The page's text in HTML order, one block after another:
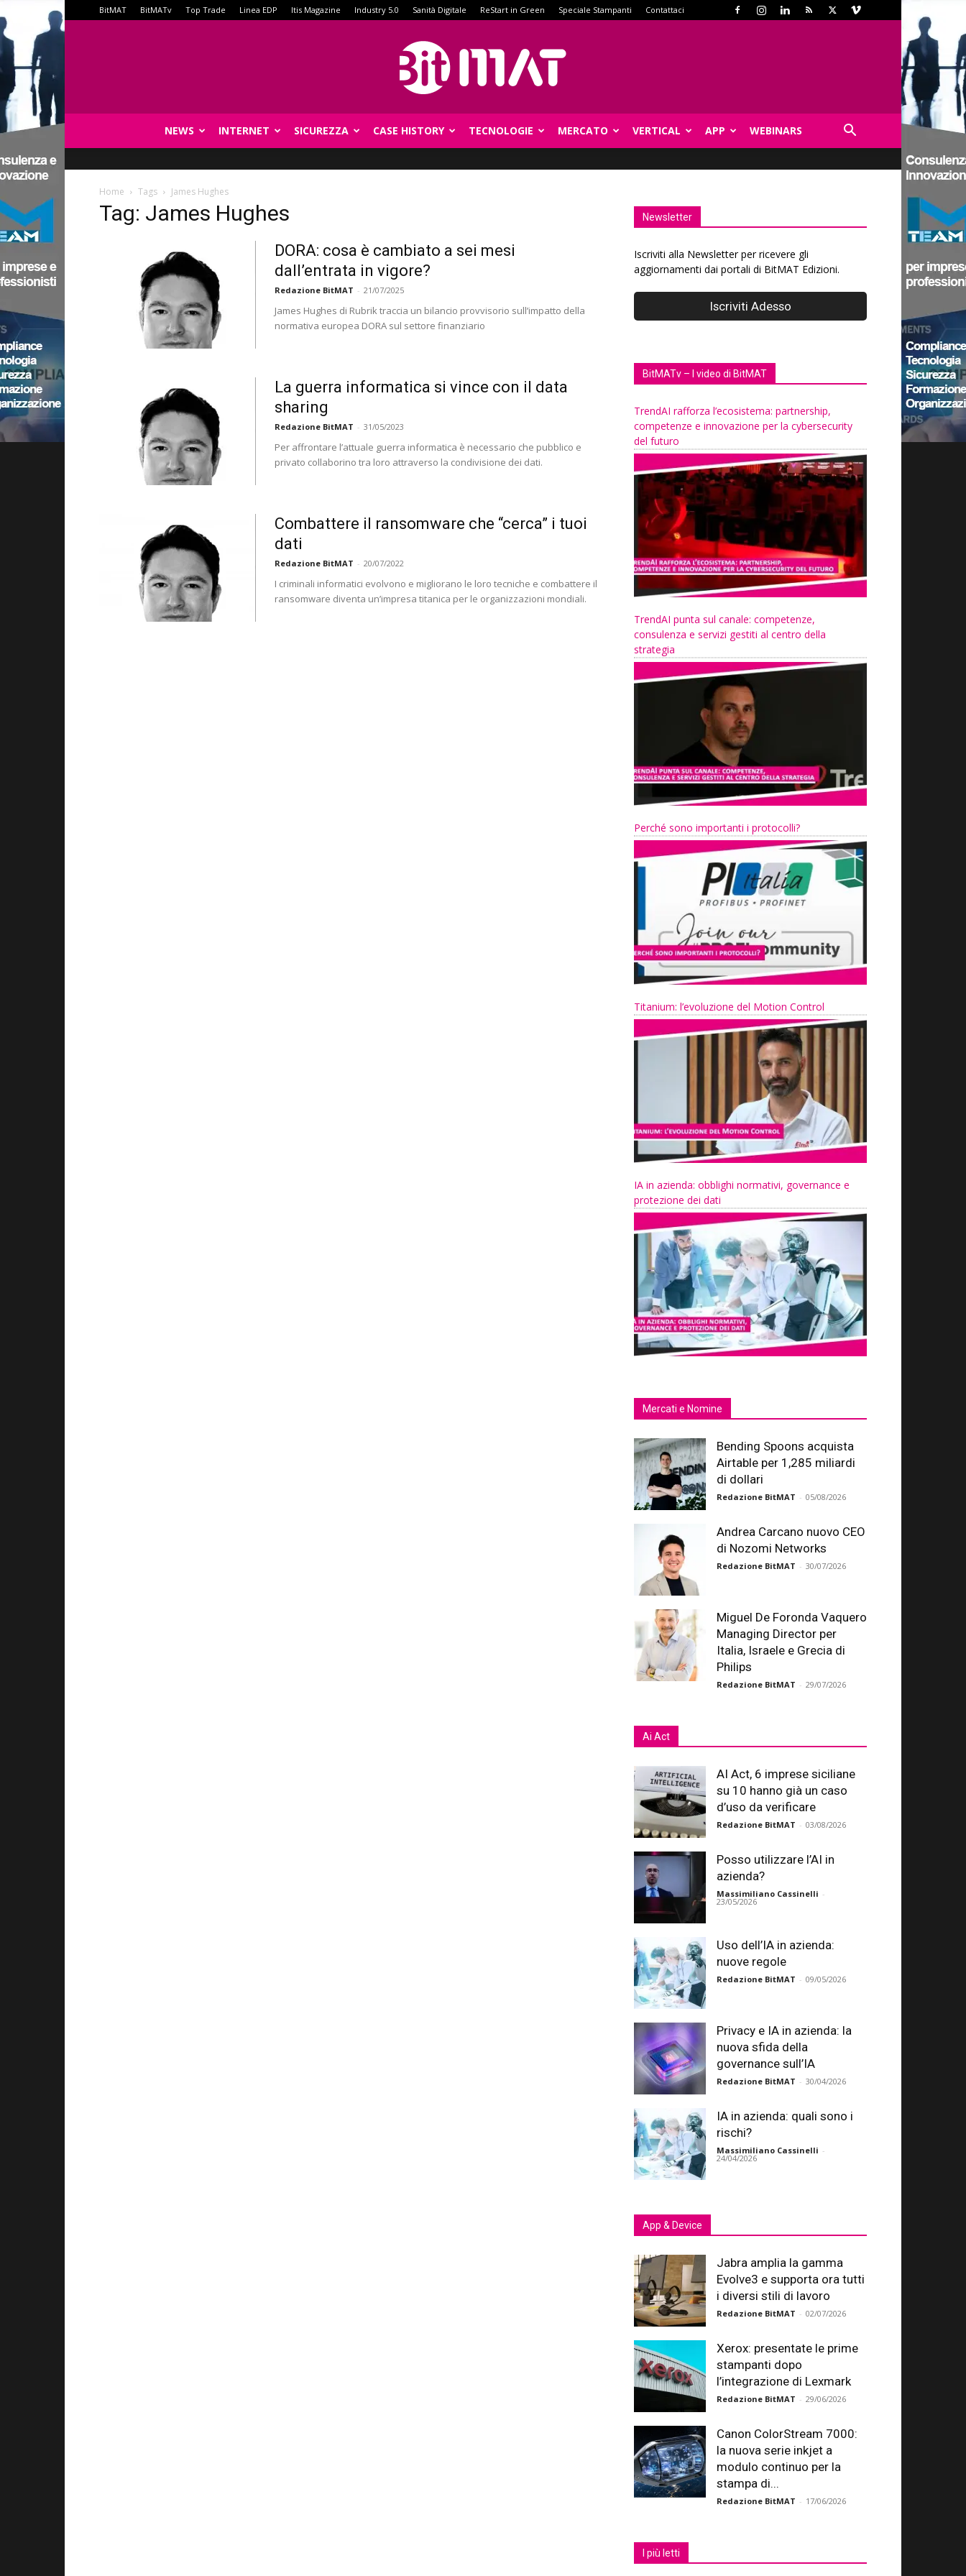
BitMAT BitMATv Top Trade Linea EDP Itis Magazine Industry 5.0 Sanità Digitale ReStart in Green Speciale Stampanti Contattaci
NEWS INTERNET SICUREZZA CASE HISTORY TECNOLOGIE MERCATO VERTICAL APP WEBINARS
Home Tags James Hughes
Tag: James Hughes
DORA: cosa è cambiato a sei mesi
dall’entrata in vigore?
Redazione BitMAT - 21/07/2025
James Hughes di Rubrik traccia un bilancio provvisorio sull’impatto della
normativa europea DORA sul settore finanziario
La guerra informatica si vince con il data
sharing
Redazione BitMAT - 31/05/2023
Per affrontare l’attuale guerra informatica è necessario che pubblico e
privato collaborino tra loro attraverso la condivisione dei dati.
Combattere il ransomware che “cerca” i tuoi
dati
Redazione BitMAT - 20/07/2022
I criminali informatici evolvono e migliorano le loro tecniche e combattere il
ransomware diventa un’impresa titanica per le organizzazioni mondiali.
Newsletter
Iscriviti alla Newsletter per ricevere gli
aggiornamenti dai portali di BitMAT Edizioni.
BitMATv – I video di BitMAT
TrendAI rafforza l’ecosistema: partnership,
competenze e innovazione per la cybersecurity
del futuro
TrendAI punta sul canale: competenze,
consulenza e servizi gestiti al centro della
strategia
Perché sono importanti i protocolli?
Titanium: l’evoluzione del Motion Control
IA in azienda: obblighi normativi, governance e
protezione dei dati
Mercati e Nomine
Bending Spoons acquista
Airtable per 1,285 miliardi
di dollari
Redazione BitMAT - 05/08/2026
Andrea Carcano nuovo CEO
di Nozomi Networks
Redazione BitMAT - 30/07/2026
Miguel De Foronda Vaquero
Managing Director per
Italia, Israele e Grecia di
Philips
Redazione BitMAT - 29/07/2026
Ai Act
AI Act, 6 imprese siciliane
su 10 hanno già un caso
d’uso da verificare
Redazione BitMAT - 03/08/2026
Posso utilizzare l’AI in
azienda?
Massimiliano Cassinelli -
23/05/2026
Uso dell’IA in azienda:
nuove regole
Redazione BitMAT - 09/05/2026
Privacy e IA in azienda: la
nuova sfida della
governance sull’IA
Redazione BitMAT - 30/04/2026
IA in azienda: quali sono i
rischi?
Massimiliano Cassinelli -
24/04/2026
App & Device
Jabra amplia la gamma
Evolve3 e supporta ora tutti
i diversi stili di lavoro
Redazione BitMAT - 02/07/2026
Xerox: presentate le prime
stampanti dopo
l’integrazione di Lexmark
Redazione BitMAT - 29/06/2026
Canon ColorStream 7000:
la nuova serie inkjet a
modulo continuo per la
stampa di...
Redazione BitMAT - 17/06/2026
I più letti